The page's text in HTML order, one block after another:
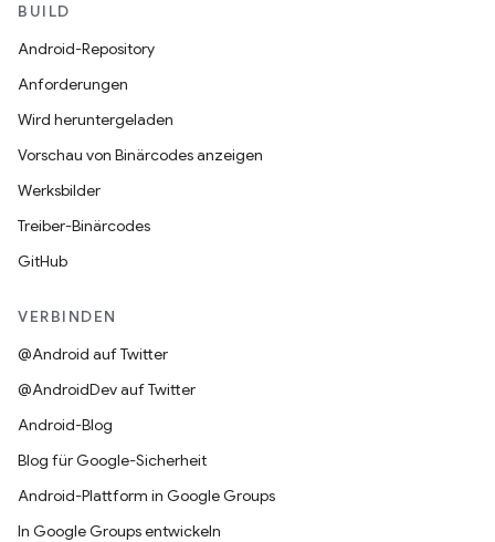
BUILD
Android-Repository
Anforderungen
Wird heruntergeladen
Vorschau von Binärcodes anzeigen
Werksbilder
Treiber-Binärcodes
GitHub
VERBINDEN
@Android auf Twitter
@AndroidDev auf Twitter
Android-Blog
Blog für Google-Sicherheit
Android-Plattform in Google Groups
In Google Groups entwickeln